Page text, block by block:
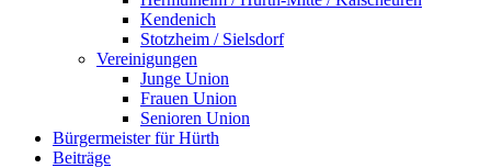
Kendenich
Stotzheim / Sielsdorf
Vereinigungen
Junge Union
Frauen Union
Senioren Union
Bürgermeister für Hürth
Beiträge